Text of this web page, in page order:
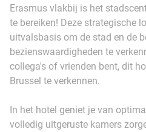
Erasmus vlakbij is het
te bereiken! Deze strategische
uitvalsbasis om de stad en de
bezienswaardigheden te
collega's of vrienden bent, dit
Brussel te verkennen.
In het hotel geniet je van
volledig uitgeruste kamers